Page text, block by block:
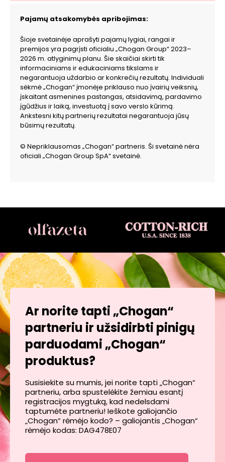
Pajamų atsakomybės apribojimas:
Šioje svetainėje aprašyti pajamų lygiai, rangai ir
premijos yra pagrįsti oficialiu „Chogan Group“ 2023–
2026 m. atlyginimų planu. Šie skaičiai skirti tik
informaciniams ir edukaciniams tikslams ir
negarantuoja uždarbio ar konkrečių rezultatų. Individuali
sėkmė „Chogan“ įmonėje priklauso nuo įvairių veiksnių,
įskaitant asmenines pastangas, atsidavimą, pardavimo
įgūdžius ir laiką, investuotą į savo verslo kūrimą.
Ankstesni kitų partnerių rezultatai negarantuoja jūsų
būsimų rezultatų.
© Nepriklausomas „Chogan“ partneris. Ši svetainė nėra
oficiali „Chogan Group SpA“ svetainė.
Ar norite tapti „Chogan“
partneriu ir užsidirbti pinigų
parduodami „Chogan“
produktus?
Susisiekite su mumis, jei norite tapti „Chogan“
partneriu, arba spustelėkite žemiau esantį
registracijos mygtuką, kad nedelsdami
taptumėte partneriu! Ieškote galiojančio
„Chogan“ rėmėjo kodo? – galiojantis „Chogan“
rėmėjo kodas: DAG478E07